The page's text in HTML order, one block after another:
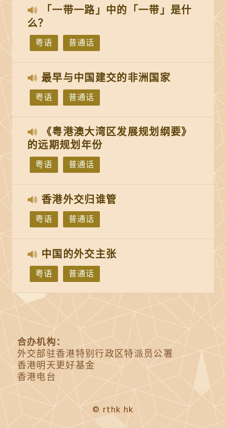
「一带一路」中的「一带」是什
么？
粤语 普通话
最早与中国建交的非洲国家
粤语 普通话
《粤港澳大湾区发展规划纲要》
的远期规划年份
粤语 普通话
香港外交归谁管
粤语 普通话
中国的外交主张
粤语 普通话
合办机构：
外交部驻香港特别行政区特派员公署
香港明天更好基金
香港电台
© rthk.hk